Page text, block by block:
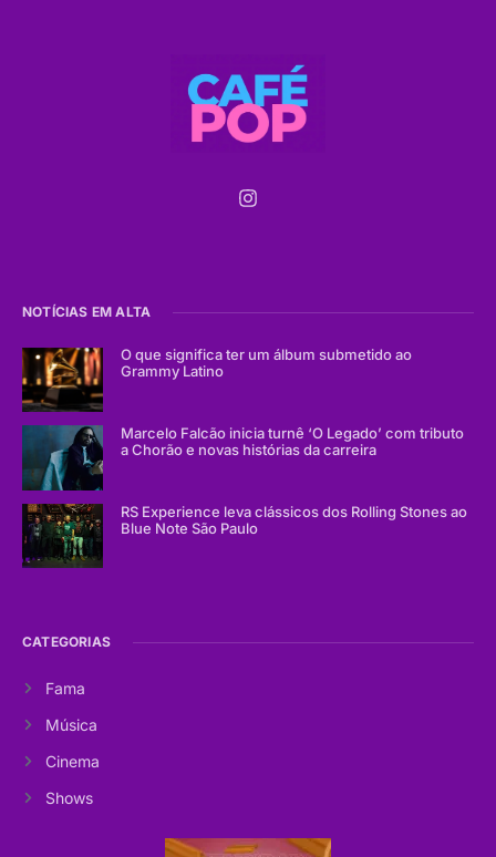
NOTÍCIAS EM ALTA
O que significa ter um álbum submetido ao
Grammy Latino
Marcelo Falcão inicia turnê ‘O Legado’ com tributo
a Chorão e novas histórias da carreira
RS Experience leva clássicos dos Rolling Stones ao
Blue Note São Paulo
CATEGORIAS
Fama
Música
Cinema
Shows